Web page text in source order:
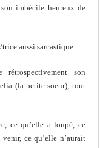
imbécile heureux de
aussi sarcastique.
son
(la petite soeur), tout
ce qu’elle a loupé, ce
venir, ce qu’elle n’aurait